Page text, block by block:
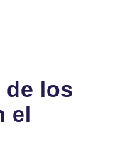
de los
el